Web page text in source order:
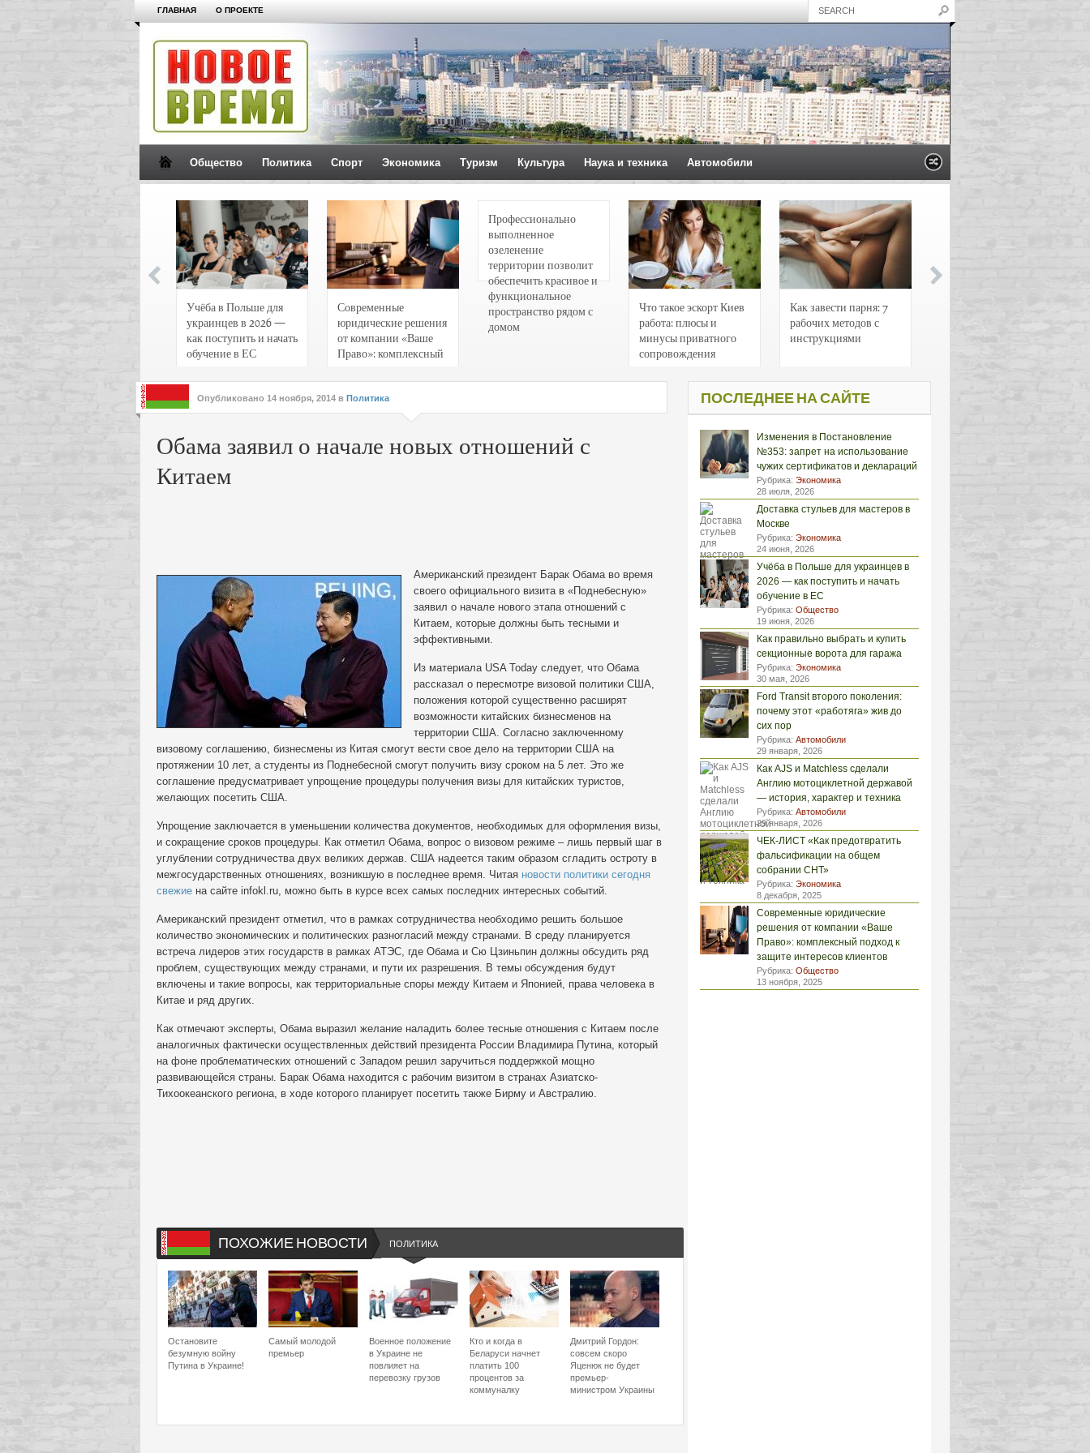
ГЛАВНАЯ О ПРОЕКТЕ
Общество Политика Спорт Экономика Туризм Культура Наука и техника Автомобили
Учёба в Польше для
украинцев в 2026 —
как поступить и начать
обучение в ЕС
Современные
юридические решения
от компании «Ваше
Право»: комплексный
интересов клиентов
Профессионально
выполненное
озеленение
территории позволит
обеспечить красивое и
функциональное
пространство рядом с
домом
Что такое эскорт Киев
работа: плюсы и
минусы приватного
сопровождения
Как завести парня: 7
рабочих методов с
инструкциями
Опубликовано 14 ноября, 2014 в Политика
Обама заявил о начале новых отношений с
Китаем
Американский президент Барак Обама во время
своего официального визита в «Поднебесную»
заявил о начале нового этапа отношений с
Китаем, которые должны быть тесными и
эффективными.
Из материала USA Today следует, что Обама
рассказал о пересмотре визовой политики США,
положения которой существенно расширят
возможности китайских бизнесменов на
территории США. Согласно заключенному
визовому соглашению, бизнесмены из Китая смогут вести свое дело на территории США на
протяжении 10 лет, а студенты из Поднебесной смогут получить визу сроком на 5 лет. Это же
соглашение предусматривает упрощение процедуры получения визы для китайских туристов,
желающих посетить США.
Упрощение заключается в уменьшении количества документов, необходимых для оформления визы,
и сокращение сроков процедуры. Как отметил Обама, вопрос о визовом режиме – лишь первый шаг в
углублении сотрудничества двух великих держав. США надеется таким образом сгладить остроту в
межгосударственных отношениях, возникшую в последнее время. Читая новости политики сегодня
свежие на сайте infokl.ru, можно быть в курсе всех самых последних интересных событий.
Американский президент отметил, что в рамках сотрудничества необходимо решить большое
количество экономических и политических разногласий между странами. В среду планируется
встреча лидеров этих государств в рамках АТЭС, где Обама и Сю Цзиньпин должны обсудить ряд
проблем, существующих между странами, и пути их разрешения. В темы обсуждения будут
включены и такие вопросы, как территориальные споры между Китаем и Японией, права человека в
Китае и ряд других.
Как отмечают эксперты, Обама выразил желание наладить более тесные отношения с Китаем после
аналогичных фактически осуществленных действий президента России Владимира Путина, который
на фоне проблематических отношений с Западом решил заручиться поддержкой мощно
развивающейся страны. Барак Обама находится с рабочим визитом в странах Азиатско-
Тихоокеанского региона, в ходе которого планирует посетить также Бирму и Австралию.
ПОХОЖИЕ НОВОСТИ ПОЛИТИКА
Остановите
безумную войну
Путина в Украине!
Самый молодой
премьер
Военное положение
в Украине не
повлияет на
перевозку грузов
Кто и когда в
Беларуси начнет
платить 100
процентов за
коммуналку
Дмитрий Гордон:
совсем скоро
Яценюк не будет
премьер-
министром Украины
ПОСЛЕДНЕЕ НА САЙТЕ
Изменения в Постановление
№353: запрет на использование
чужих сертификатов и деклараций
Рубрика: Экономика
28 июля, 2026
Доставка стульев для мастеров в
Москве
Рубрика: Экономика
24 июня, 2026
Учёба в Польше для украинцев в
2026 — как поступить и начать
обучение в ЕС
Рубрика: Общество
19 июня, 2026
Как правильно выбрать и купить
секционные ворота для гаража
Рубрика: Экономика
30 мая, 2026
Ford Transit второго поколения:
почему этот «работяга» жив до
сих пор
Рубрика: Автомобили
29 января, 2026
Как AJS и Matchless сделали
Англию мотоциклетной державой
— история, характер и техника
Рубрика: Автомобили
29 января, 2026
ЧЕК-ЛИСТ «Как предотвратить
фальсификации на общем
собрании СНТ»
Рубрика: Экономика
8 декабря, 2025
Современные юридические
решения от компании «Ваше
Право»: комплексный подход к
защите интересов клиентов
Рубрика: Общество
13 ноября, 2025